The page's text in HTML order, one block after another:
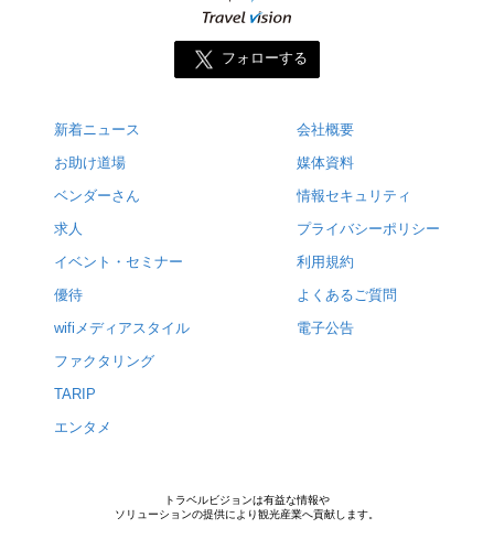
フォローする
新着ニュース
お助け道場
ベンダーさん
求人
イベント・セミナー
優待
wifiメディアスタイル
ファクタリング
TARIP
エンタメ
会社概要
媒体資料
情報セキュリティ
プライバシーポリシー
利用規約
よくあるご質問
電子公告
トラベルビジョンは有益な情報や
ソリューションの提供により観光産業へ貢献します。